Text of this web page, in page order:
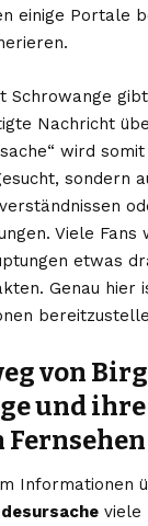
einige Portale
Schrowange
Nachricht
wird
sondern
Viele
etwas
Genau hier
von
und
Fernsehen
Informationen
viele